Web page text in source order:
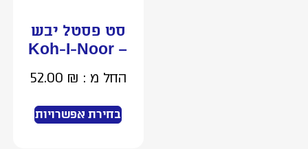
סט פסטל יבש
– Koh-I-Noor
החל מ : 52.00₪
בחירת אפשרויות